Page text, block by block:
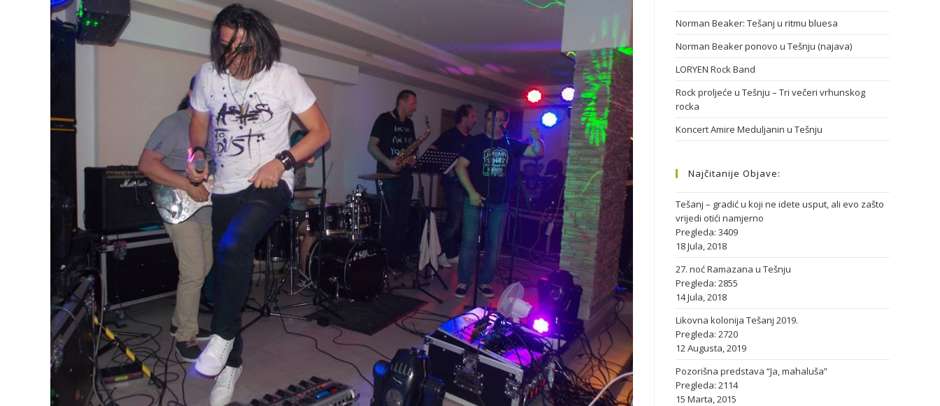
Norman Beaker: Tešanj u ritmu bluesa
Norman Beaker ponovo u Tešnju (najava)
LORYEN Rock Band
Rock proljeće u Tešnju – Tri večeri vrhunskog
rocka
Koncert Amire Meduljanin u Tešnju
Najčitanije Objave:
Tešanj – gradić u koji ne idete usput, ali evo zašto
vrijedi otići namjerno
Pregleda: 3409
18 Jula, 2018
27. noć Ramazana u Tešnju
Pregleda: 2855
14 Jula, 2018
Likovna kolonija Tešanj 2019.
Pregleda: 2720
12 Augusta, 2019
Pozorišna predstava “Ja, mahaluša”
Pregleda: 2114
15 Marta, 2015